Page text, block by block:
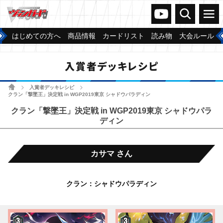
ヴァンガードch
検索 メニュー
はじめての方へ 商品情報 カードリスト 読み物 大会ルール
入賞者デッキレシピ
ホーム 入賞者デッキレシピ
クラン「撃墜王」決定戦 in WGP2019東京 シャドウパラディン
クラン「撃墜王」決定戦 in WGP2019東京 シャドウパラ
ディン
カサマ さん
クラン：シャドウパラディン